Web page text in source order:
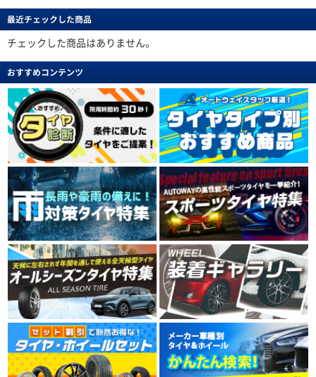
最近チェックした商品
チェックした商品はありません。
おすすめコンテンツ